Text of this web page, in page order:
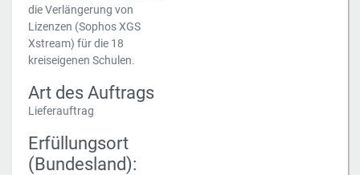
die Verlängerung von
Lizenzen (Sophos XGS
Xstream) für die 18
kreiseigenen Schulen.
Art des Auftrags
Lieferauftrag
Erfüllungsort
(Bundesland):